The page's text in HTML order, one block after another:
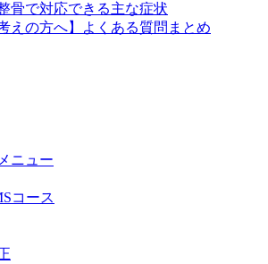
骨で対応できる主な症状
えの方へ】よくある質問まとめ
ニュー
コース